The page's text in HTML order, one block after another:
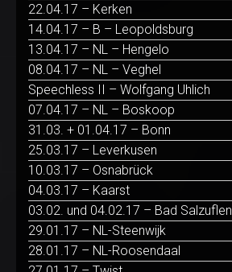
22.04.17 – Kerken
14.04.17 – B – Leopoldsburg
13.04.17 – NL – Hengelo
08.04.17 – NL – Veghel
Speechless II – Wolfgang Uhlich
07.04.17 – NL – Boskoop
31.03. + 01.04.17 – Bonn
25.03.17 – Leverkusen
10.03.17 – Osnabrück
04.03.17 – Kaarst
03.02. und 04.02.17 – Bad Salzuflen
29.01.17 – NL-Steenwijk
28.01.17 – NL-Roosendaal